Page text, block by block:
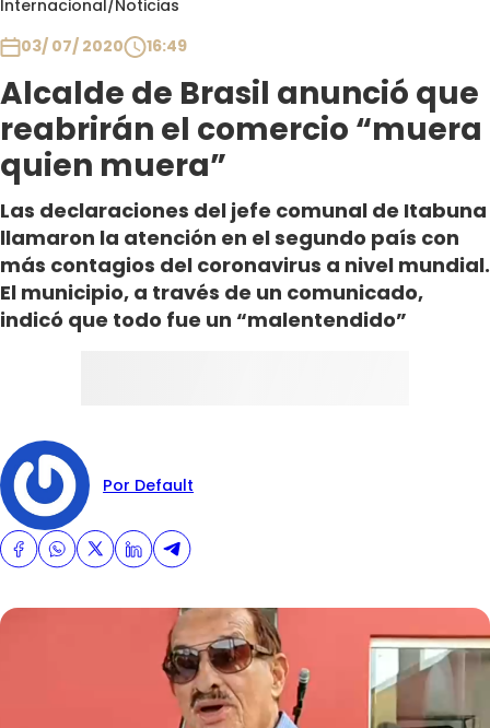
Internacional/Noticias
03/ 07/ 2020
16:49
Alcalde de Brasil anunció que
reabrirán el comercio “muera
quien muera”
Las declaraciones del jefe comunal de Itabuna
llamaron la atención en el segundo país con
más contagios del coronavirus a nivel mundial.
El municipio, a través de un comunicado,
indicó que todo fue un “malentendido”
Por Default
Club De La Comedia
Contigo en Directo
Plan Perfecto
El Tiempo
Sabingo
Todos Los Programas